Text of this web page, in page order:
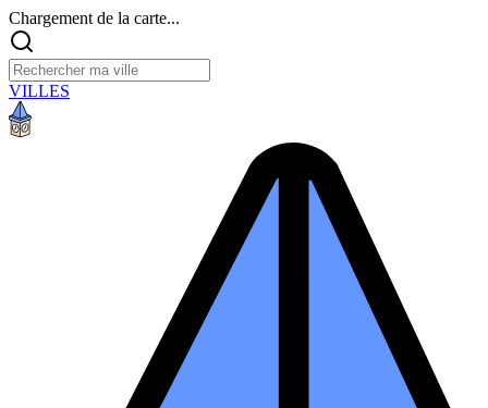
Chargement de la carte...
VILLES